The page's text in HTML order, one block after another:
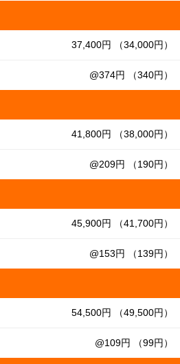
37,400円 （34,000円）
@374円 （340円）
41,800円 （38,000円）
@209円 （190円）
45,900円 （41,700円）
@153円 （139円）
54,500円 （49,500円）
@109円 （99円）